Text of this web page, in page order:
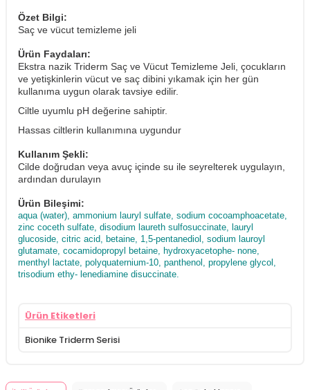
Özet Bilgi:
Saç ve vücut temizleme jeli
Ürün Faydaları:
Ekstra nazik Triderm Saç ve Vücut Temizleme Jeli, çocukların
ve yetişkinlerin vücut ve saç dibini yıkamak için her gün
kullanıma uygun olarak tavsiye edilir.
Ciltle uyumlu pH değerine sahiptir.
Hassas ciltlerin kullanımına uygundur
Kullanım Şekli:
Cilde doğrudan veya avuç içinde su ile seyrelterek uygulayın,
ardından durulayın
Ürün Bileşimi:
aqua (water), ammonium lauryl sulfate, sodium cocoamphoacetate,
zinc coceth sulfate, disodium laureth sulfosuccinate, lauryl
glucoside, citric acid, betaine, 1,5-pentanediol, sodium lauroyl
glutamate, cocamidopropyl betaine, hydroxyacetophe- none,
menthyl lactate, polyquaternium-10, panthenol, propylene glycol,
trisodium ethy- lenediamine disuccinate.
Ürün Etiketleri
Bionike Triderm Serisi